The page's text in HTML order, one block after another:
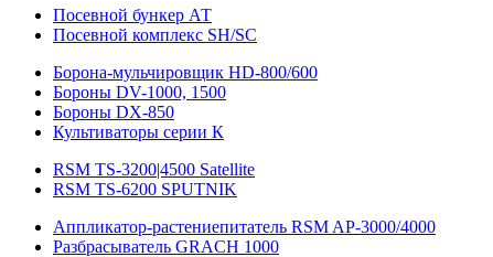
Посевной бункер АТ
Посевной комплекс SH/SC
Борона-мульчировщик HD-800/600
Бороны DV-1000, 1500
Бороны DX-850
Культиваторы серии К
RSM TS-3200|4500 Satellite
RSM TS-6200 SPUTNIK
Аппликатор-растениепитатель RSM AP-3000/4000
Разбрасыватель GRACH 1000